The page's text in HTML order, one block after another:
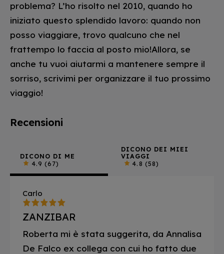
problema? L’ho risolto nel 2010, quando ho
iniziato questo splendido lavoro: quando non
posso viaggiare, trovo qualcuno che nel
frattempo lo faccia al posto mio!Allora, se
anche tu vuoi aiutarmi a mantenere sempre il
sorriso, scrivimi per organizzare il tuo prossimo
viaggio!
Recensioni
DICONO DI ME
4.9 (67)
DICONO DEI MIEI
VIAGGI
4.8 (58)
Carlo
ZANZIBAR
Roberta mi è stata suggerita, da Annalisa
De Falco ex collega con cui ho fatto due